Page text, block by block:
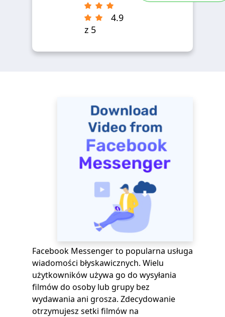
4.9
z 5
Facebook Messenger to popularna usługa
wiadomości błyskawicznych. Wielu
użytkowników używa go do wysyłania
filmów do osoby lub grupy bez
wydawania ani grosza. Zdecydowanie
otrzymujesz setki filmów na